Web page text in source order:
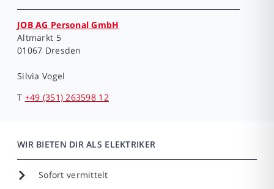
JOB AG Personal GmbH
Altmarkt 5
01067 Dresden
Silvia Vogel
T +49 (351) 263598 12
WIR BIETEN DIR ALS ELEKTRIKER
Sofort vermittelt